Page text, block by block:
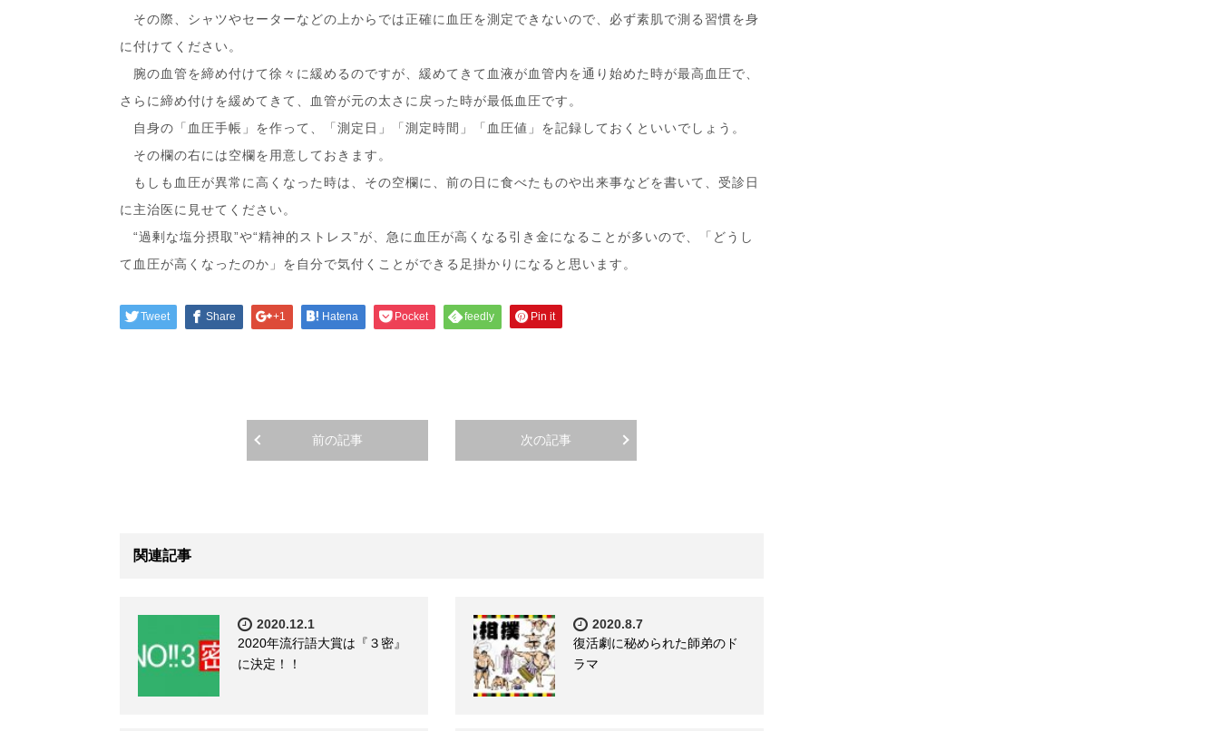
その際、シャツやセーターなどの上からでは正確に血圧を測定できないので、必ず素肌で測る習慣を身
に付けてください。
腕の血管を締め付けて徐々に緩めるのですが、緩めてきて血液が血管内を通り始めた時が最高血圧で、
さらに締め付けを緩めてきて、血管が元の太さに戻った時が最低血圧です。
自身の「血圧手帳」を作って、「測定日」「測定時間」「血圧値」を記録しておくといいでしょう。
その欄の右には空欄を用意しておきます。
もしも血圧が異常に高くなった時は、その空欄に、前の日に食べたものや出来事などを書いて、受診日
に主治医に見せてください。
“過剰な塩分摂取”や“精神的ストレス”が、急に血圧が高くなる引き金になることが多いので、「どうし
て血圧が高くなったのか」を自分で気付くことができる足掛かりになると思います。
Tweet Share +1 Hatena Pocket feedly Pin it
前の記事 次の記事
関連記事
2020.12.1
2020年流行語大賞は『３密』
に決定！！
2020.8.7
復活劇に秘められた師弟のド
ラマ